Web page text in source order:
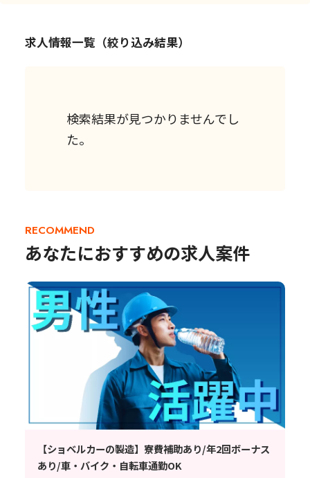
求人情報一覧（絞り込み結果）
検索結果が見つかりませんでし
た。
RECOMMEND
あなたにおすすめの求人案件
【ショベルカーの製造】寮費補助あり/年2回ボーナス
あり/車・バイク・自転車通勤OK